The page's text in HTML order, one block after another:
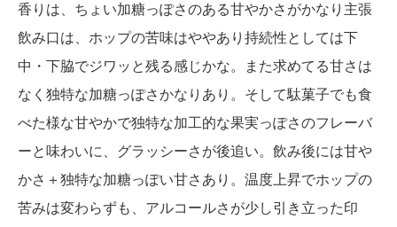
香りは、ちょい加糖っぽさのある甘やかさがかなり主張
飲み口は、ホップの苦味はややあり持続性としては下
中・下脇でジワッと残る感じかな。また求めてる甘さは
なく独特な加糖っぽさかなりあり。そして駄菓子でも食
べた様な甘やかで独特な加工的な果実っぽさのフレーバ
ーと味わいに、グラッシーさが後追い。飲み後には甘や
かさ＋独特な加糖っぽい甘さあり。温度上昇でホップの
苦みは変わらずも、アルコールさが少し引き立った印